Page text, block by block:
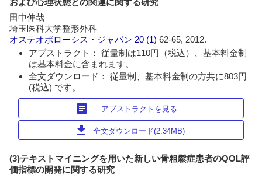
田中伸哉
埼玉医科大学整形外科
オステオポローシス・ジャパン 20 (1)62-65, 2012.
アブストラクト： 従量制は110円（税込）、基本料金制
は基本料金に含まれます。
全文ダウンロード： 従量制、基本料金制の方共に803円
(税込) です。
article アブストラクトを見る
download 全文ダウンロード(2.34MB)
(3)テキストマイニングを用いた新しい骨粗鬆症患者のQOL評
価指標の開発に関する研究